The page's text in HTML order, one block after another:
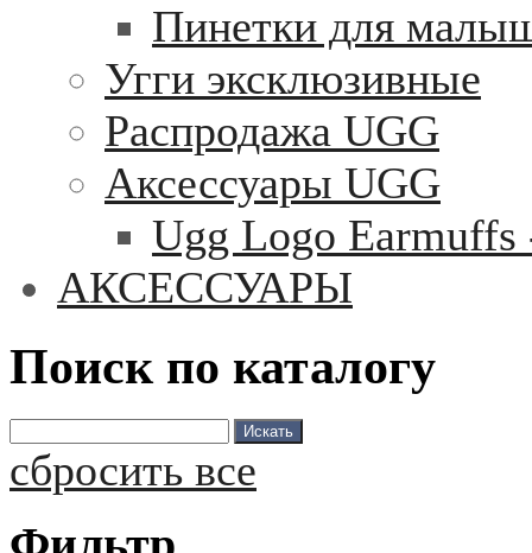
Пинетки для
Угги эксклюзивные
Распродажа UGG
Аксессуары UGG
Ugg Logo
АКСЕССУАРЫ
Поиск по каталогу
сбросить все